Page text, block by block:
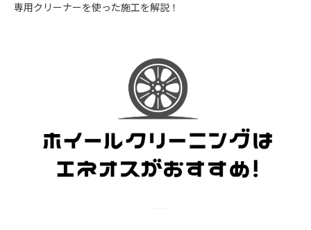
専用クリーナーを使った施工を解説！